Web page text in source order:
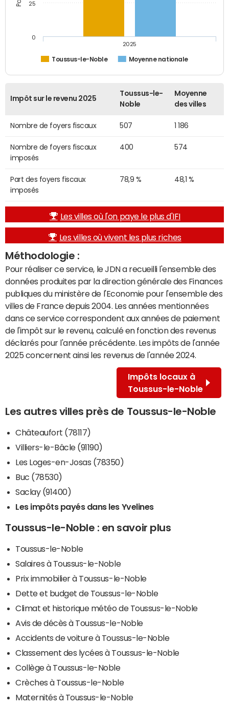
Toussus-le-Noble Moyenne nationale
2025
0
25
Impôt sur le revenu 2025
Toussus-le-
Noble
Moyenne
des villes
Nombre de foyers fiscaux 507 1 186
Nombre de foyers fiscaux
imposés
400 574
Part des foyers fiscaux
imposés
78,9 % 48,1 %
Les villes où l'on paye le plus d'IFI
Les villes où vivent les plus riches
Méthodologie :
Pour réaliser ce service, le JDN a recueilli l'ensemble des
données produites par la direction générale des Finances
publiques du ministère de l'Economie pour l'ensemble des
villes de France depuis 2004. Les années mentionnées
dans ce service correspondent aux années de paiement
de l'impôt sur le revenu, calculé en fonction des revenus
déclarés pour l'année précédente. Les impôts de l'année
2025 concernent ainsi les revenus de l'année 2024.
Impôts locaux à
Toussus-le-Noble
Les autres villes près de Toussus-le-Noble
Châteaufort (78117)
Villiers-le-Bâcle (91190)
Les Loges-en-Josas (78350)
Buc (78530)
Saclay (91400)
Les impôts payés dans les Yvelines
Toussus-le-Noble : en savoir plus
Toussus-le-Noble
Salaires à Toussus-le-Noble
Prix immobilier à Toussus-le-Noble
Dette et budget de Toussus-le-Noble
Climat et historique météo de Toussus-le-Noble
Avis de décès à Toussus-le-Noble
Accidents de voiture à Toussus-le-Noble
Classement des lycées à Toussus-le-Noble
Collège à Toussus-le-Noble
Crèches à Toussus-le-Noble
Maternités à Toussus-le-Noble